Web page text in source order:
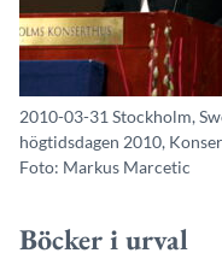
2010-03-31 Stockholm,
högtidsdagen 2010,
Foto: Markus Marcetic
Böcker i urval